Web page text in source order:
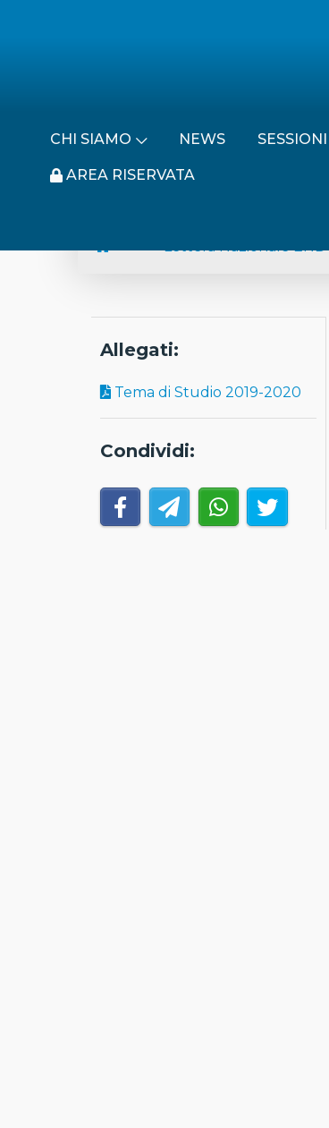
CHI SIAMO NEWS SESSIONI
AREA RISERVATA
Lettera Nazionale END
Allegati:
Tema di Studio 2019-2020
Condividi: